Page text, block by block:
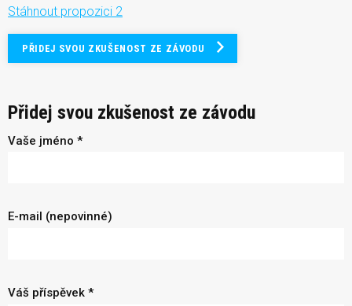
Stáhnout propozici 2
PŘIDEJ SVOU ZKUŠENOST ZE ZÁVODU
Přidej svou zkušenost ze závodu
Vaše jméno *
E-mail (nepovinné)
Váš příspěvek *